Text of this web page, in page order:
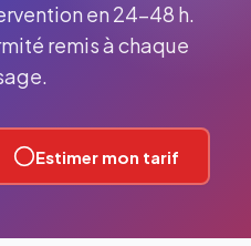
en 24-48 h.
remis à chaque
Estimer mon tarif